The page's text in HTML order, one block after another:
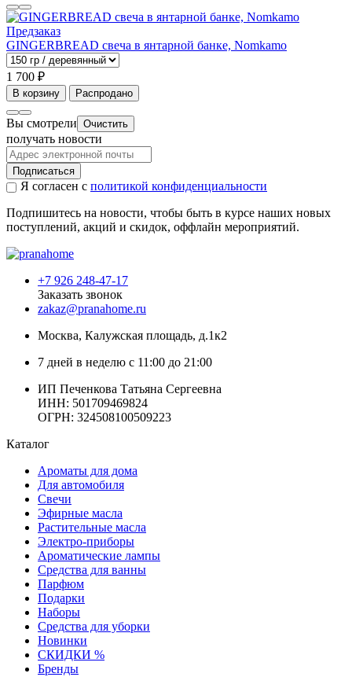
Предзаказ
GINGERBREAD свеча в янтарной банке, Nomkamo
1 700 ₽
В корзину Распродано
Вы смотрели Очистить
получать новости
Подписаться
Я согласен с политикой конфиденциальности
Подпишитесь на новости, чтобы быть в курсе наших новых
поступлений, акций и скидок, оффлайн мероприятий.
+7 926 248-47-17
Заказать звонок
zakaz@pranahome.ru
Москва, Калужская площадь, д.1к2
7 дней в неделю с 11:00 до 21:00
ИП Печенкова Татьяна Сергеевна
ИНН: 501709469824
ОГРН: 324508100509223
Каталог
Ароматы для дома
Для автомобиля
Свечи
Эфирные масла
Растительные масла
Электро-приборы
Ароматические лампы
Средства для ванны
Парфюм
Подарки
Наборы
Средства для уборки
Новинки
СКИДКИ %
Бренды